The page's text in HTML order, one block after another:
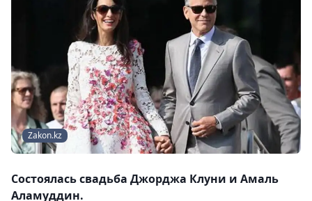
Zakon.kz
Состоялась свадьба Джорджа Клуни и Амаль
Аламуддин.